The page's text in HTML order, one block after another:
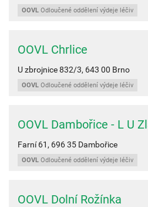
OOVL Odloučené oddělení výdeje léčiv
OOVL Chrlice
U zbrojnice 832/3, 643 00 Brno
OOVL Odloučené oddělení výdeje léčiv
OOVL Dambořice - L U
Farní 61, 696 35 Dambořice
OOVL Odloučené oddělení výdeje léčiv
OOVL Dolní Rožínka